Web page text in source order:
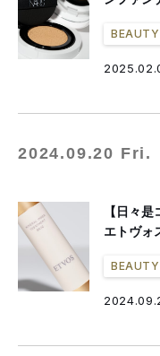
BEAUTY
2024.09.20 Fri.
【日々
エトヴォ
BEAUTY